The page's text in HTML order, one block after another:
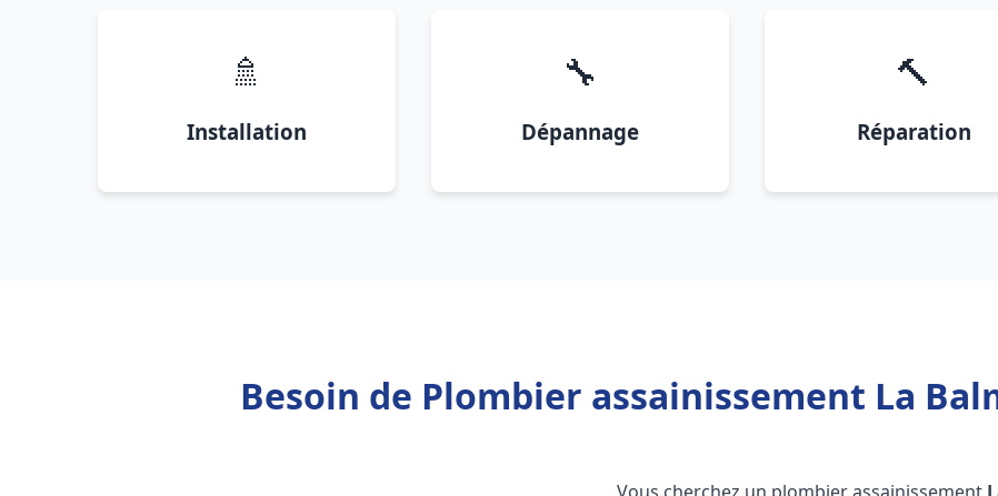
🚿
Installation
🔧
Dépannage
🔨
Réparation
Besoin de Plombier assainissement La